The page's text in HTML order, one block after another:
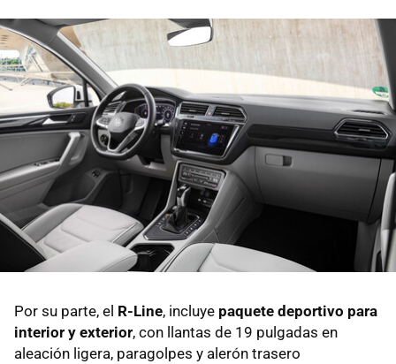
Por su parte, el R-Line, incluye paquete deportivo para
interior y exterior, con llantas de 19 pulgadas en
aleación ligera, paragolpes y alerón trasero